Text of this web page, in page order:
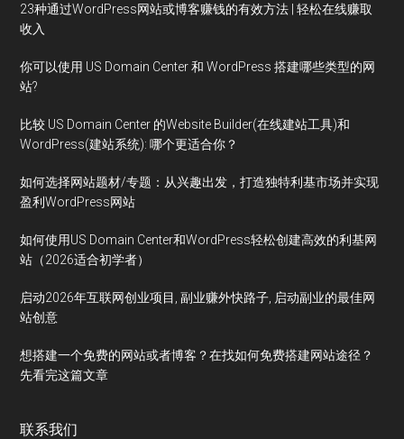
23种通过WordPress网站或博客赚钱的有效方法 | 轻松在线赚取
收入
你可以使用 US Domain Center 和 WordPress 搭建哪些类型的网
站?
比较 US Domain Center 的Website Builder(在线建站工具)和
WordPress(建站系统): 哪个更适合你？
如何选择网站题材/专题：从兴趣出发，打造独特利基市场并实现
盈利WordPress网站
如何使用US Domain Center和WordPress轻松创建高效的利基网
站（2026适合初学者）
启动2026年互联网创业项目, 副业赚外快路子, 启动副业的最佳网
站创意
想搭建一个免费的网站或者博客？在找如何免费搭建网站途径？
先看完这篇文章
联系我们